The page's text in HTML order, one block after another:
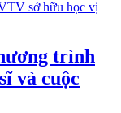
trình
và cuộc